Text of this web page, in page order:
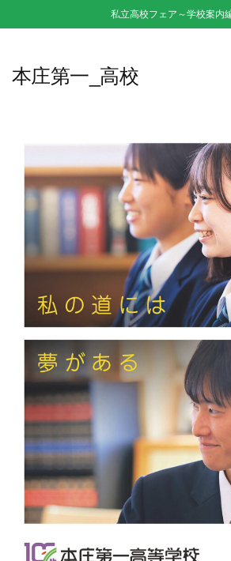
私立高校フェア～学校案内
本庄第一_高校